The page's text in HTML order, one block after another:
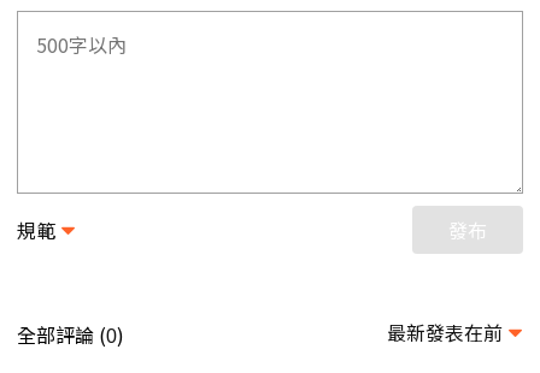
規範 發布
全部評論 (0) 最新發表在前